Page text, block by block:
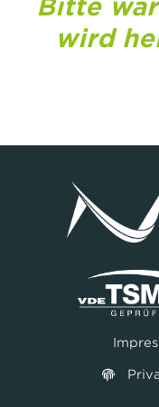
Bitte
wird